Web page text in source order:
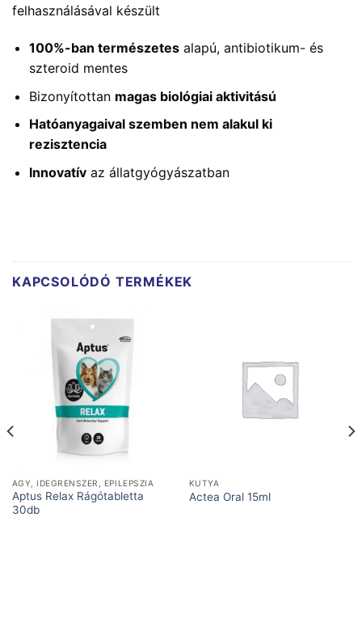
felhasználásával készült
100%-ban természetesalapú, antibiotikum- és
szteroid mentes
Bizonyítottan magas biológiai aktivitású
Hatóanyagaival szemben nem alakul ki
rezisztencia
Innovatívaz állatgyógyászatban
KAPCSOLÓDÓ TERMÉKEK
AGY, IDEGRENSZER, EPILEPSZIA
Aptus Relax Rágótabletta
30db
KUTYA
Actea Oral 15ml